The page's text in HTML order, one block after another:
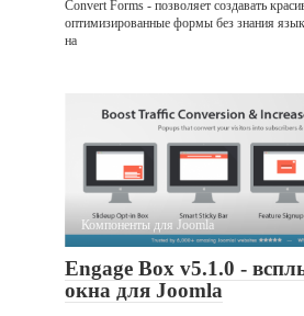
Convert Forms - позволяет создавать
оптимизированные формы без знания
на
Компоненты для Joomla
Engage Box v5.1.0 -
окна для Joomla